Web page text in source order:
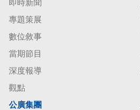
專題策展
數位敘事
當期節目
深度報導
觀點
公廣集團